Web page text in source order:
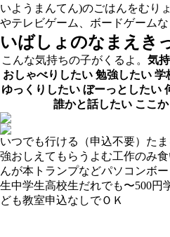
いようまんてん)のごはんをむり
やテレビゲーム、ボードゲーム
いばしょのなまえ き
こんな気持ちの子がくるよ。 気
おしゃべりしたい 勉強したい 学
ゆっくりしたい ぼーっとしたい
誰かと話したい ここ
いつでも行ける（申込不要） たま
強おしえてもらう よむ工作のみ
んが本 トランプなどパソコンボ
生中学生高校生だれでも〜500円
ども教室申込なしでＯＫ